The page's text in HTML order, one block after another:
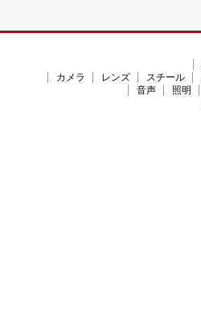
カメラ
レンズ スチール
音声
照明